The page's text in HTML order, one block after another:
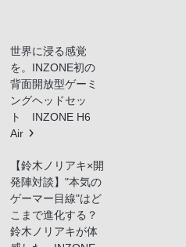
世界に浸る感覚
を。INZONE初の
背面開放型ゲーミ
ングヘッドセッ
ト INZONE H6
Air
【鈴木ノリアキ×開
発陣対談】"本気の
ゲーマー目線"はど
こまで進化する？
鈴木ノリアキが体